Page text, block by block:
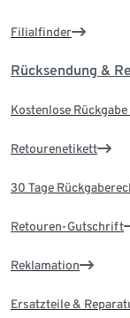
Filialfinder
Rücksendung &
Kostenlose
Retourenetikett
30 Tage
Retouren-Gutschrift
Reklamation
Ersatzteile &